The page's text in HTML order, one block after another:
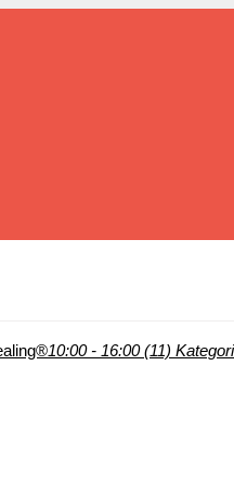
10:00 - 16:00 (11)